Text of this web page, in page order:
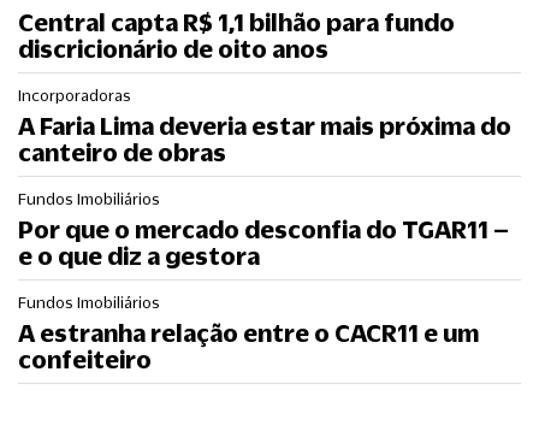
Central capta R$ 1,1 bilhão para fundo
discricionário de oito anos
Incorporadoras
A Faria Lima deveria estar mais próxima do
canteiro de obras
Fundos Imobiliários
Por que o mercado desconfia do TGAR11 –
e o que diz a gestora
Fundos Imobiliários
A estranha relação entre o CACR11 e um
confeiteiro